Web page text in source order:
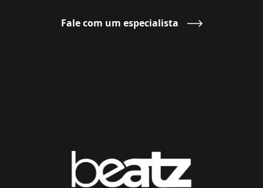
Fale com um especialista